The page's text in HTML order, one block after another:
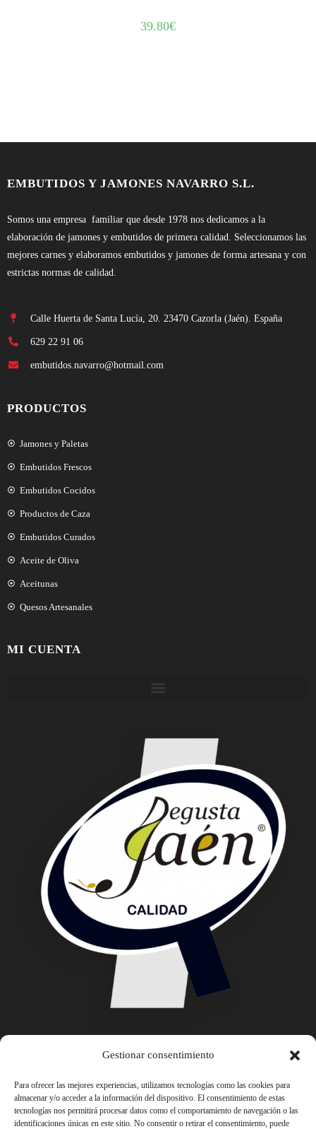
Gestionar consentimiento
Para ofrecer las mejores experiencias, utilizamos tecnologías como las cookies para
almacenar y/o acceder a la información del dispositivo. El consentimiento de estas
tecnologías nos permitirá procesar datos como el comportamiento de navegación o las
identificaciones únicas en este sitio. No consentir o retirar el consentimiento, puede
39.80€
EMBUTIDOS Y JAMONES NAVARRO S.L.
Somos una empresa familiar que desde 1978 nos dedicamos a la
elaboración de jamones y embutidos de primera calidad. Seleccionamos las
mejores carnes y elaboramos embutidos y jamones de forma artesana y con
estrictas normas de calidad.
Calle Huerta de Santa Lucía, 20. 23470 Cazorla (Jaén). España
629 22 91 06
embutidos.navarro@hotmail.com
PRODUCTOS
Jamones y Paletas
Embutidos Frescos
Embutidos Cocidos
Productos de Caza
Embutidos Curados
Aceite de Oliva
Aceitunas
Quesos Artesanales
MI CUENTA